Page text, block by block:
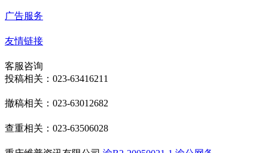
广告服务
友情链接
客服咨询
投稿相关：023-63416211
撤稿相关：023-63012682
查重相关：023-63506028